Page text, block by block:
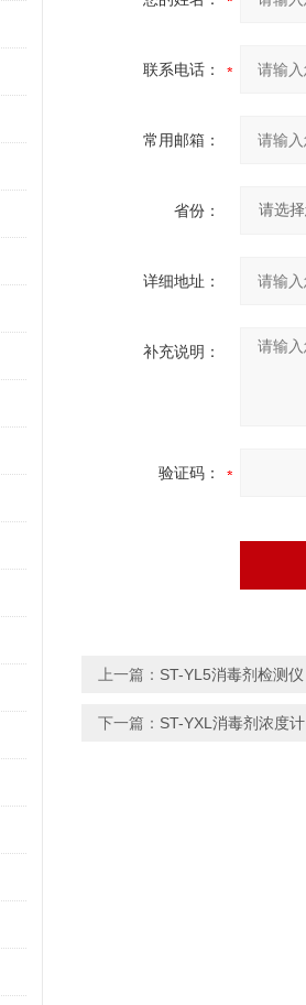
联系电话：
常用邮箱：
省份：
详细地址：
补充说明：
验证码：
上一篇： ST-YL5消毒剂检测仪
下一篇： ST-YXL消毒剂浓度计